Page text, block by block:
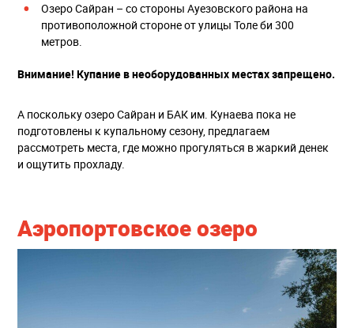
Озеро Сайран – со стороны Ауезовского района на
противоположной стороне от улицы Толе би 300
метров.
Внимание! Купание в необорудованных местах запрещено.
А поскольку озеро Сайран и БАК им. Кунаева пока не
подготовлены к купальному сезону, предлагаем
рассмотреть места, где можно прогуляться в жаркий денек
и ощутить прохладу.
Аэропортовское озеро